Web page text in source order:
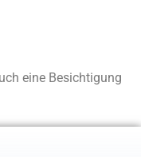
eine Besichtigung